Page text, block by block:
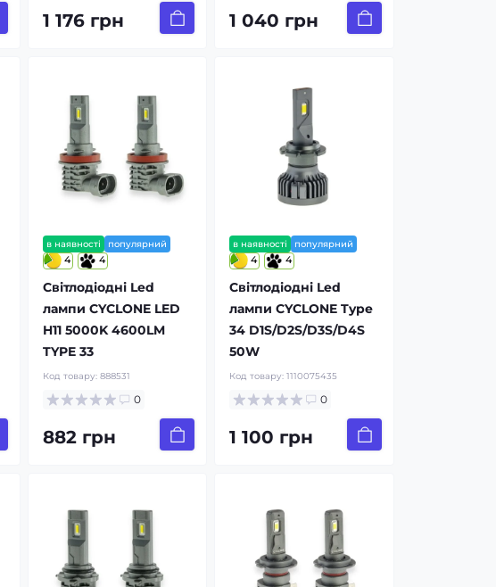
1 176 грн 1 040 грн
в наявності популярний
4 4
Світлодіодні Led
лампи CYCLONE LED
H11 5000K 4600LM
TYPE 33
Код товару: 888531
0
882 грн
в наявності популярний
4 4
Світлодіодні Led
лампи CYCLONE Type
34 D1S/D2S/D3S/D4S
50W
Код товару:1110075435
0
1 100 грн